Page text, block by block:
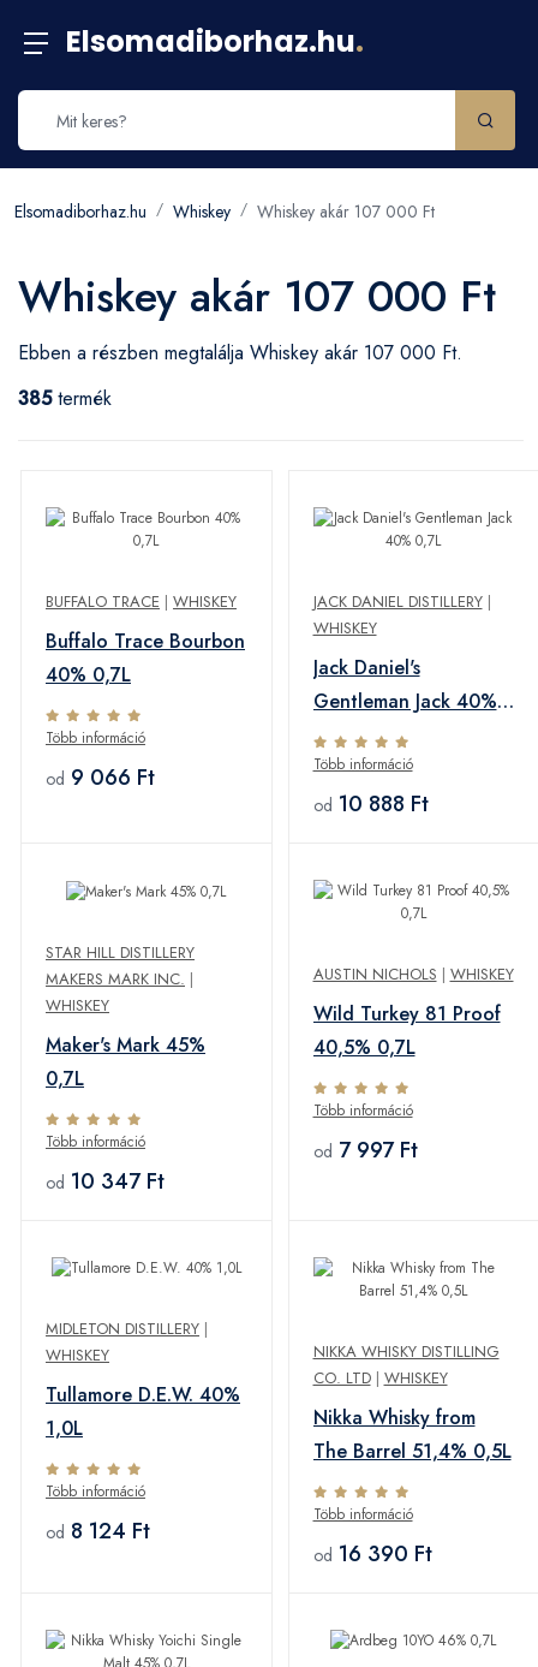
Elsomadiborhaz.hu.
Elsomadiborhaz.hu Whiskey Whiskey akár 107 000 Ft
Whiskey akár 107 000 Ft
Ebben a részben megtalálja Whiskey akár 107 000 Ft.
385termék
BUFFALO TRACE | WHISKEY
Buffalo Trace Bourbon
40% 0,7L
Több információ
od 9 066 Ft
JACK DANIEL DISTILLERY|
WHISKEY
Jack Daniel's
Gentleman Jack 40%
0,7L
Több információ
od 10 888 Ft
STAR HILL DISTILLERY
MAKERS MARK INC. |
WHISKEY
Maker's Mark 45%
0,7L
Több információ
od 10 347 Ft
AUSTIN NICHOLS | WHISKEY
Wild Turkey 81 Proof
40,5% 0,7L
Több információ
od 7 997 Ft
MIDLETON DISTILLERY |
WHISKEY
Tullamore D.E.W. 40%
1,0L
Több információ
od 8 124 Ft
NIKKA WHISKY DISTILLING
CO. LTD| WHISKEY
Nikka Whisky from
The Barrel 51,4% 0,5L
Több információ
od 16 390 Ft